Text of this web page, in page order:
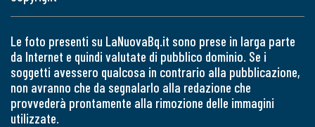
Le foto presenti su LaNuovaBq.it sono prese in larga parte
da Internet e quindi valutate di pubblico dominio. Se i
soggetti avessero qualcosa in contrario alla pubblicazione,
non avranno che da segnalarlo alla redazione che
provvederà prontamente alla rimozione delle immagini
utilizzate.